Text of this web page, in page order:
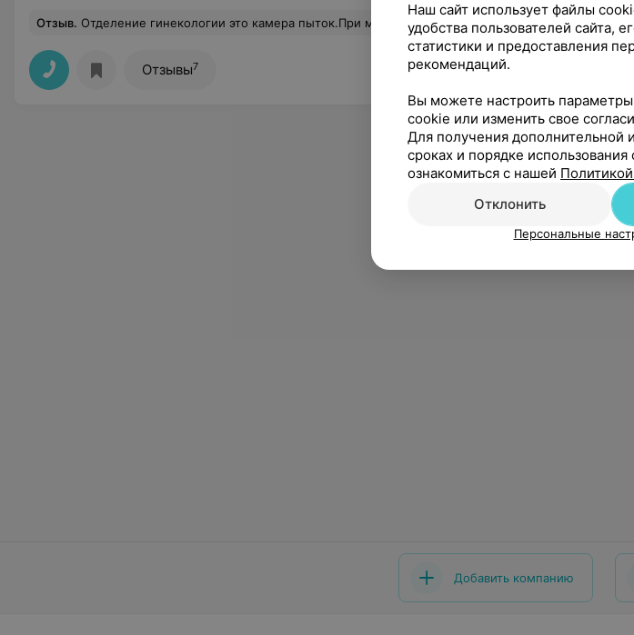
Отзыв. Отделение гинекологии это камера пыток.При мини-операциях почти отсутствует наркоз.Зав.отделением спокойно смотрит на эти издевательства.Рядом с операционной идет ремонт,кругом пыль.ПРОСТО КАМЕННЫЙ ВЕК!!! Еще
Отзывы7
Добавить компанию
Наш сайт использует файлы
удобства пользователей сайта,
статистики и предоставления
рекомендаций.
Вы можете настроить
cookie или изменить свое
Для получения дополнительной
сроках и порядке
ознакомиться с нашей
Отклонить
Персональные